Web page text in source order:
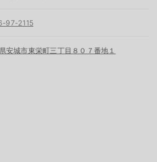
97-2115
安城市東栄町三丁目８０７番地１